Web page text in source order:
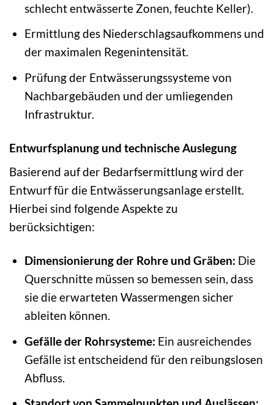
schlecht entwässerte Zonen, feuchte Keller).
Ermittlung des Niederschlagsaufkommens und
der maximalen Regenintensität.
Prüfung der Entwässerungssysteme von
Nachbargebäuden und der umliegenden
Infrastruktur.
Entwurfsplanung und technische Auslegung
Basierend auf der Bedarfsermittlung wird der
Entwurf für die Entwässerungsanlage erstellt.
Hierbei sind folgende Aspekte zu
berücksichtigen:
Dimensionierung der Rohre und Gräben: Die
Querschnitte müssen so bemessen sein, dass
sie die erwarteten Wassermengen sicher
ableiten können.
Gefälle der Rohrsysteme: Ein ausreichendes
Gefälle ist entscheidend für den reibungslosen
Abfluss.